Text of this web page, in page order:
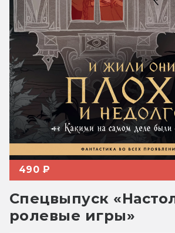
490 ₽
Спецвыпуск
ролевые игры»